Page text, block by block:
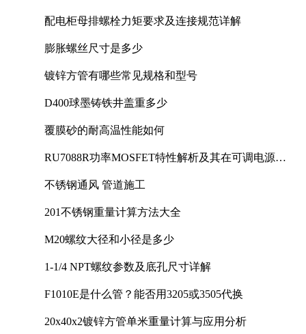
配电柜母排螺栓力矩要求及连接规范详解
膨胀螺丝尺寸是多少
镀锌方管有哪些常见规格和型号
D400球墨铸铁井盖重多少
覆膜砂的耐高温性能如何
RU7088R功率MOSFET特性解析及其在可调电源设
不锈钢通风 管道施工
201不锈钢重量计算方法大全
M20螺纹大径和小径是多少
1-1/4 NPT螺纹参数及底孔尺寸详解
F1010E是什么管？能否用3205或3505代换
20x40x2镀锌方管单米重量计算与应用分析